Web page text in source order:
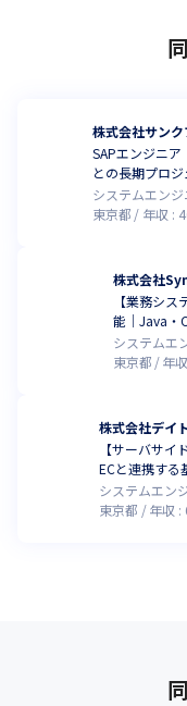
株式会社サンク
SAPエンジニ
との長期プロ
システムエンジ
東京都
年収 :
株式会社
【業務シ
能｜Java・
システムエ
東京都
年
株式会社デイ
【サーバサ
ECと連携する
システムエン
東京都
年収 :